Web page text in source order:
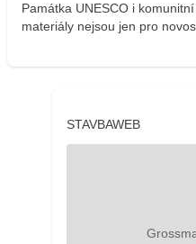
Památka UNESCO i
materiály nejsou jen pro
STAVBAWEB